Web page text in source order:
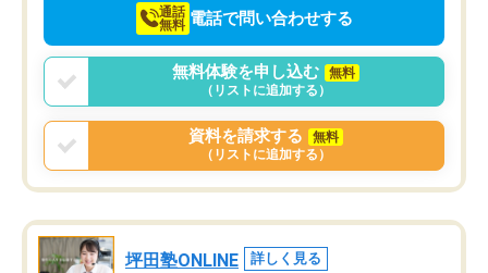
通話
無料 電話で問い合わせする
無料体験を申し込む
無料
（リストに追加する）
資料を請求する
無料
（リストに追加する）
坪田塾ONLINE 詳しく見る